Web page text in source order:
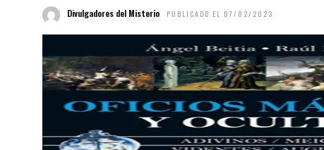
Divulgadores del Misterio PUBLICADO EL 07/02/2023